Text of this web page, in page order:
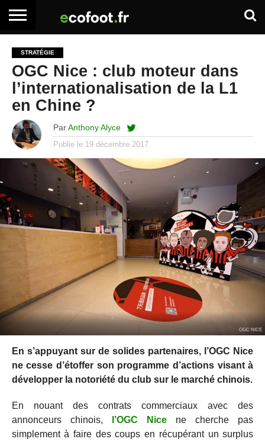
ARTICLES
PREMIUM
ADHÉSION
PREMIUM
SE
CONNECTER
EMPLOI
BOITE
À
OUTILS
STRATÉGIE
OGC Nice : club moteur dans
l’internationalisation de la L1
en Chine ?
Par Anthony Alyce
Publie le 19 décembre 2017
OGC NICE
En s’appuyant sur de solides partenaires, l’OGC Nice
ne cesse d’étoffer son programme d’actions visant à
développer la notoriété du club sur le marché chinois.
En nouant des contrats commerciaux avec des
annonceurs chinois,
l’OGC Nice ne cherche pas
simplement à faire des coups en récupérant un surplus